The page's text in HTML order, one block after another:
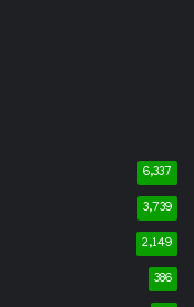
6,337
3,739
2,149
386